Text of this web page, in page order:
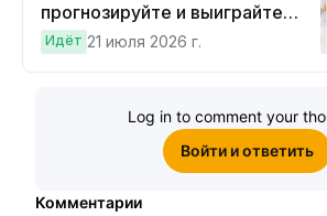
прогнозируйте и выиграйте
Cybertruck!
Идёт 21 июля 2026 г.
Log in to comment your
Войти и ответить
Комментарии